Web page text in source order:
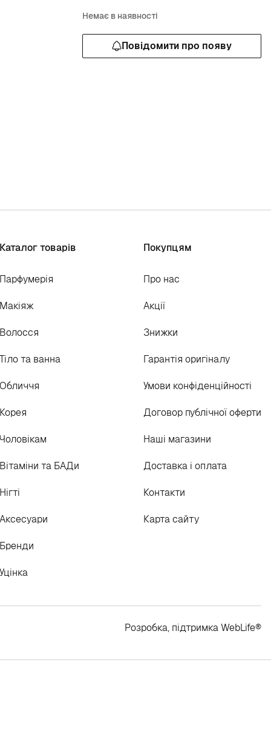
Немає в наявності
Повідомити про появу
Каталог товарів
Парфумерія
Макіяж
Волосся
Тіло та ванна
Обличчя
Корея
Чоловікам
Вітаміни та БАДи
Нігті
Аксесуари
Бренди
Уцінка
Покупцям
Про нас
Акції
Знижки
Гарантія оригіналу
Умови конфіденційності
Договор публічної оферти
Наші магазини
Доставка і оплата
Контакти
Карта сайту
Розробка, підтримкаWebLife®